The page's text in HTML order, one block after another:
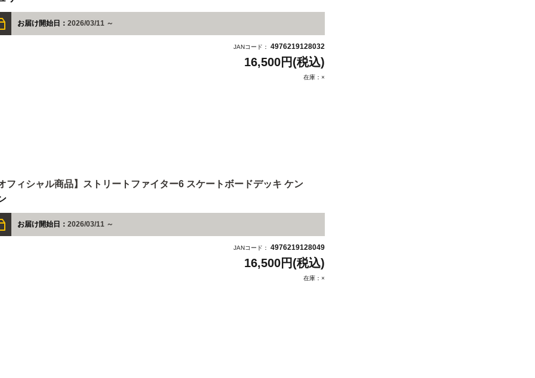
お届け開始日： 2026/03/11 ～
JANコード： 4976219128032
16,500円(税込)
在庫：×
フィシャル商品】ストリートファイター6 スケートボードデッキ ケン
お届け開始日： 2026/03/11 ～
JANコード： 4976219128049
16,500円(税込)
在庫：×